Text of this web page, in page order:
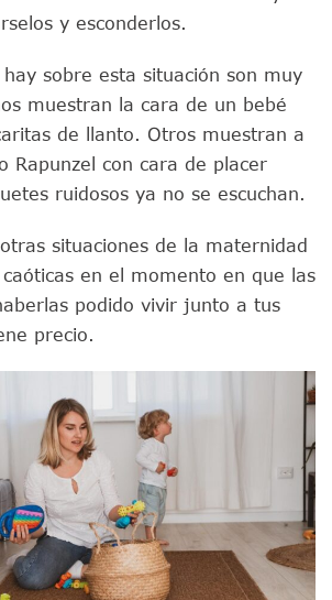
y esconderlos.
sobre esta situación son muy
muestran la cara de un bebé
de llanto. Otros muestran a
Rapunzel con cara de placer
ruidosos ya no se escuchan.
situaciones de la maternidad
en el momento en que las
podido vivir junto a tus
precio.